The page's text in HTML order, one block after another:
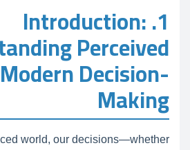
1. Introduction:
Perceived
Decision-
Making
world, our decisions—whether